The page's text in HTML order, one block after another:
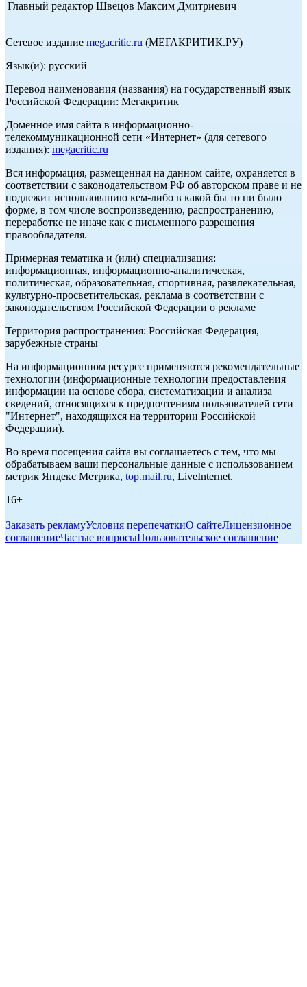
Главный редактор Швецов Максим Дмитриевич
Сетевое издание megacritic.ru (МЕГАКРИТИК.РУ)
Язык(и): русский
Перевод наименования (названия) на государственный язык
Российской Федерации: Мегакритик
Доменное имя сайта в информационно-
телекоммуникационной сети «Интернет» (для сетевого
издания): megacritic.ru
Вся информация, размещенная на данном сайте, охраняется в
соответствии с законодательством РФ об авторском праве и не
подлежит использованию кем-либо в какой бы то ни было
форме, в том числе воспроизведению, распространению,
переработке не иначе как с письменного разрешения
правообладателя.
Примерная тематика и (или) специализация:
информационная, информационно-аналитическая,
политическая, образовательная, спортивная, развлекательная,
культурно-просветительская, реклама в соответствии с
законодательством Российской Федерации о рекламе
Территория распространения: Российская Федерация,
зарубежные страны
На информационном ресурсе применяются рекомендательные
технологии (информационные технологии предоставления
информации на основе сбора, систематизации и анализа
сведений, относящихся к предпочтениям пользователей сети
"Интернет", находящихся на территории Российской
Федерации).
Во время посещения сайта вы соглашаетесь с тем, что мы
обрабатываем ваши персональные данные с использованием
метрик Яндекс Метрика, top.mail.ru, LiveInternet.
16+
Заказать рекламуУсловия перепечаткиО сайтеЛицензионное
соглашениеЧастые вопросыПользовательское соглашение